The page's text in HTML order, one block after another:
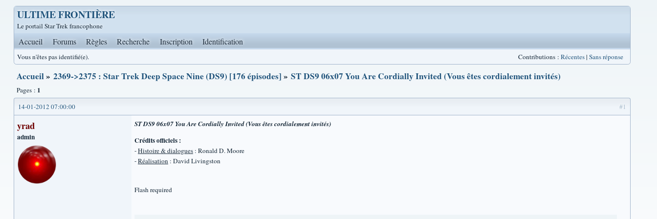
ULTIME FRONTIÈRE
Le portail Star Trek francophone
Accueil Forums Règles Recherche Inscription Identification
Vous n'êtes pas identifié(e). Contributions : Récentes| Sans réponse
Accueil» 2369->2375 : Star Trek Deep Space Nine (DS9) [176 épisodes] » ST DS9 06x07 You Are Cordially Invited (Vous êtes cordialement invités)
Pages : 1
#1
14-01-2012 07:00:00
yrad
admin
ST DS9 06x07 You Are Cordially Invited (Vous êtes cordialement invités)
Crédits officiels :
-Histoire & dialogues : Ronald D. Moore
-Réalisation : David Livingston
Flash required